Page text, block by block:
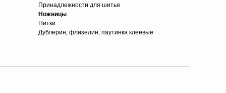
Принадлежности для шитья
Ножницы
Нитки
Дублерин, флизелин, паутинка клеевые